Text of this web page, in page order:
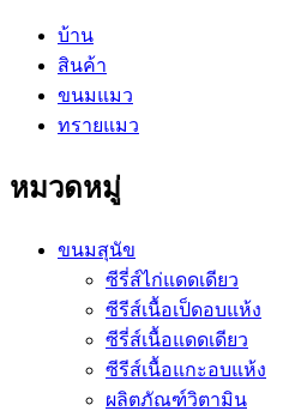
บ้าน
สินค้า
ขนมแมว
ทรายแมว
หมวดหมู่
ขนมสุนัข
ซีรี่ส์ไก่แดดเดียว
ซีรีส์เนื้อเป็ดอบแห้ง
ซีรี่ส์เนื้อแดดเดียว
ซีรีส์เนื้อแกะอบแห้ง
ผลิตภัณฑ์วิตามิน